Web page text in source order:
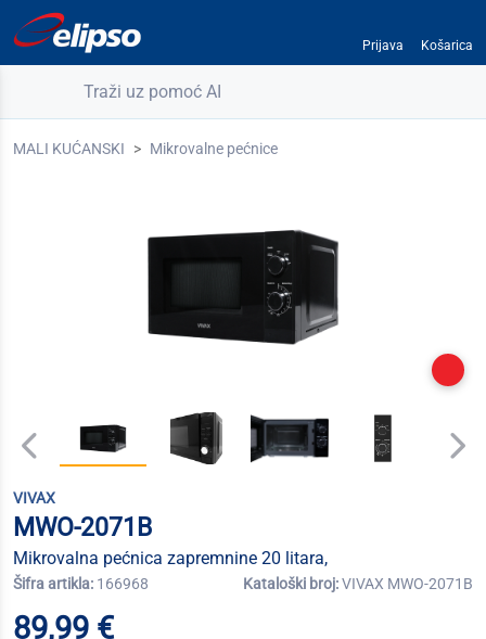
Prijava Košarica
Traži uz pomoć AI
MALI KUĆANSKI Mikrovalne pećnice
VIVAX
MWO-2071B
Mikrovalna pećnica zapremnine 20 litara,
Šifra artikla: 166968 Kataloški broj:VIVAX MWO-2071B
89,99 €